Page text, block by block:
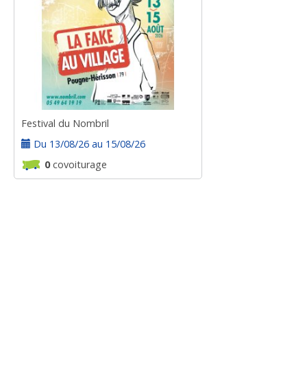
Festival du Nombril
Du 13/08/26 au 15/08/26
0covoiturage